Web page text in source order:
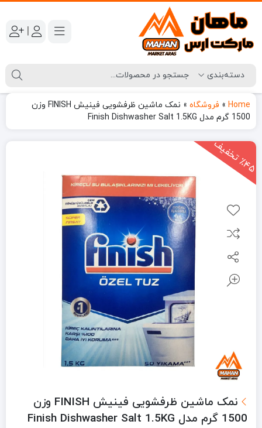
|
Home
» فروشگاه »
نمک ماشین ظرفشویی فینیش FINISH وزن
1500 گرم مدل Finish Dishwasher Salt 1.5KG
٪4
5
ت
خ
ف
یف
نمک ماشین ظرفشویی فینیش FINISH وزن
1500 گرم مدل Finish Dishwasher Salt 1.5KG